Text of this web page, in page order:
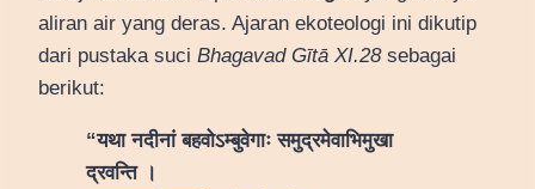
aliran air yang deras. Ajaran ekoteologi ini dikutip
dari pustaka suci Bhagavad Gītā XI.28sebagai
berikut:
“यथा नदीनां बहवोऽम्बुवेगाः समुद्रमेवाभिमुखा
द्रवन्ति ।